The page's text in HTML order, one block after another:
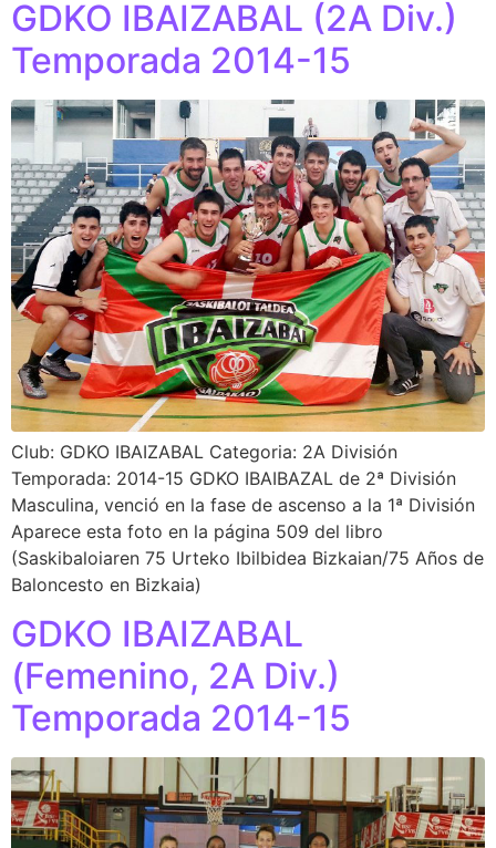
GDKO IBAIZABAL (2A Div.)
Temporada 2014-15
Club: GDKO IBAIZABAL Categoria: 2A División
Temporada: 2014-15 GDKO IBAIBAZAL de 2ª División
Masculina, venció en la fase de ascenso a la 1ª División
Aparece esta foto en la página 509 del libro
(Saskibaloiaren 75 Urteko Ibilbidea Bizkaian/75 Años de
Baloncesto en Bizkaia)
GDKO IBAIZABAL
(Femenino, 2A Div.)
Temporada 2014-15